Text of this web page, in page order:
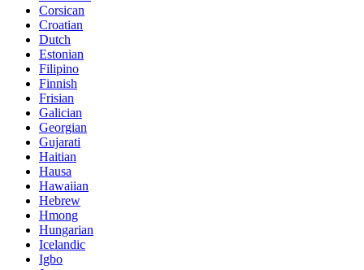
Corsican
Croatian
Dutch
Estonian
Filipino
Finnish
Frisian
Galician
Georgian
Gujarati
Haitian
Hausa
Hawaiian
Hebrew
Hmong
Hungarian
Icelandic
Igbo